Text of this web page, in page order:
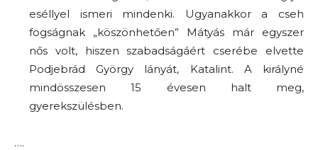
eséllyel ismeri mindenki. Ugyanakkor a cseh
fogságnak „köszönhetően” Mátyás már egyszer
nős volt, hiszen szabadságáért cserébe elvette
Podjebrád György lányát, Katalint. A királyné
mindösszesen 15 évesen halt meg,
gyerekszülésben.
….